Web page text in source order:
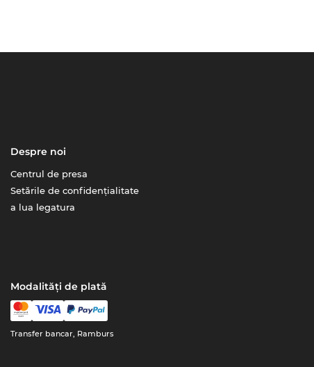
Despre noi
Centrul de presa
Setările de confidențialitate
a lua legatura
Modalități de plată
Transfer bancar, Ramburs